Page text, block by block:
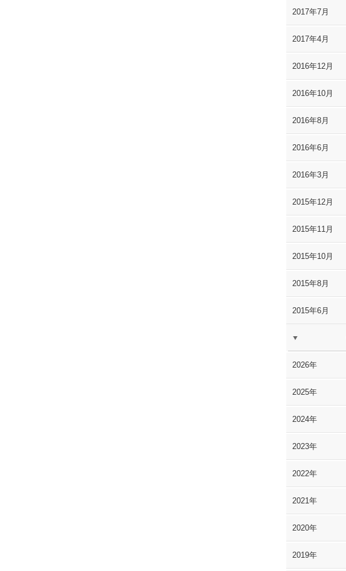
2017年7月
2017年4月
2016年12月
2016年10月
2016年8月
2016年6月
2016年3月
2015年12月
2015年11月
2015年10月
2015年8月
2015年6月
2026年
2025年
2024年
2023年
2022年
2021年
2020年
2019年